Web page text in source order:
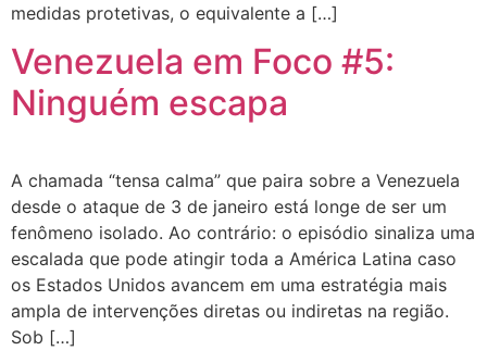
medidas protetivas, o equivalente a […]
Venezuela em Foco #5:
Ninguém escapa
A chamada “tensa calma” que paira sobre a Venezuela
desde o ataque de 3 de janeiro está longe de ser um
fenômeno isolado. Ao contrário: o episódio sinaliza uma
escalada que pode atingir toda a América Latina caso
os Estados Unidos avancem em uma estratégia mais
ampla de intervenções diretas ou indiretas na região.
Sob […]